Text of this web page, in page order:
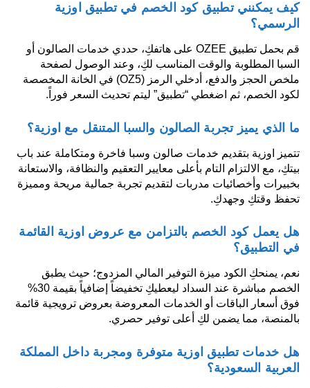
كيف يمكنني تطبيق كود الخصم في تطبيق اوزية
الرسمي؟
قم بحمل تطبيق OZEE على هاتفكِ، حددي خدمات الصالون أو
السبا المطلوبة والوقت المناسب لكِ، وعند الوصول لصفحة
ملخص الحجز والدفع، أدخلي الرمز (OZ5) في الخانة المخصصة
لكود الخصم، ثم اضغطي “تطبيق” ليتم تحديث السعر فوراً.
ما الذي يميز تجربة الصالون والسبا المتنقل مع اوزية؟
تتميز اوزية بتقديم خدمات صالون وسبا فاخرة ومتكاملة عند باب
بيتكِ، مع الالتزام التام بأعلى معايير التعقيم والنظافة، والاستعانة
بخبيرات وأخصائيات مدربات لتقديم تجربة جمالية مريحة ومميزة
تحفظ وقتكِ وجهدكِ.
هل يعمل كود الخصم بالتزامن مع عروض اوزية القائمة
في التطبيق؟
نعم، يمنحكِ الكود ميزة التوفير المالي المزدوج؛ حيث يطبق
الخصم مباشرة عند السداد ليعطيكِ تخفيضاً إضافياً بقيمة 30%
فوق أسعار الباقات أو الخدمات المعروضة بعروض ترويجية قائمة
بالمنصة، مما يضمن لكِ أعلى توفير حصري.
هل خدمات تطبيق اوزية متوفرة ومجربة داخل المملكة
العربية السعودية؟